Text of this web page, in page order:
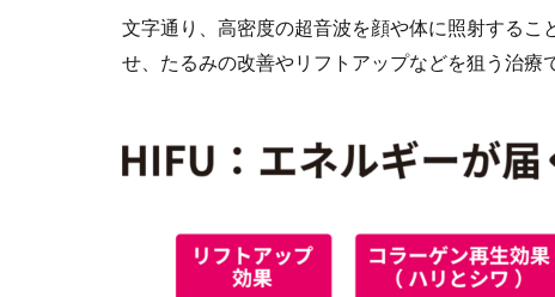
文字通り、高密度の超音波を顔や体に照射するこ
せ、たるみの改善やリフトアップなどを狙う治療